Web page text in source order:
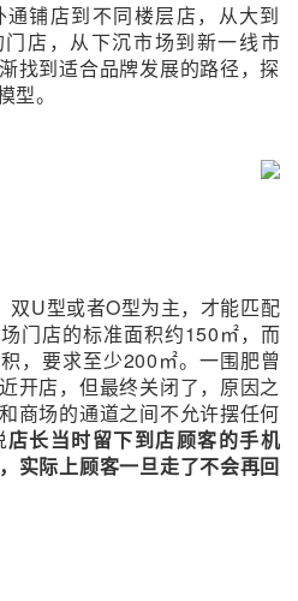
铺店到不同楼层店，从大到
店，从下沉市场到新一线市
找到适合品牌发展的路径，探
型。
双U型或者O型为主，才能匹配
门店的标准面积约150㎡，而
，要求至少200㎡。一围肥曾
开店，但最终关闭了，原因之
商场的通道之间不允许摆任何
店长当时留下到店顾客的手机
实际上顾客一旦走了不会再回